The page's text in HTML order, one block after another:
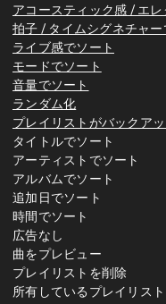
アコースティック感 / エ
拍子 / タイムシグネチャー
ライブ感でソート
モードでソート
音量でソート
ランダム化
プレイリストがバックア
タイトルでソート
アーティストでソート
アルバムでソート
追加日でソート
時間でソート
広告なし
曲をプレビュー
プレイリストを削除
所有しているプレイリス